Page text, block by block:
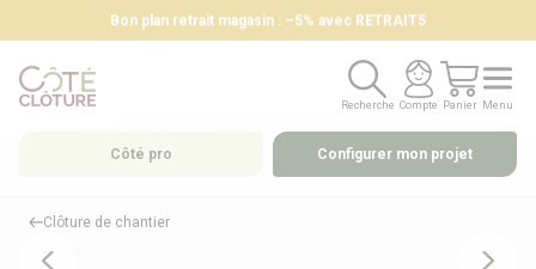
Bon plan retrait magasin : –5% avec RETRAIT5
Recherche
Recherche
Compte
Compte
Panier
Panier
Menu
Menu
Côté pro Configurer mon projet
Clôture de chantier